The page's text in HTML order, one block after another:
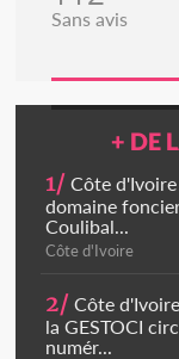
Sans avis
+ DE
1/ Côte
domaine
Coulibal...
Côte d'Ivoire
2/ Côte
la GESTOCI
numér...